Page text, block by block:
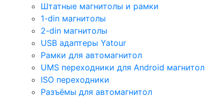
Штатные магнитолы и рамки
1-din магнитолы
2-din магнитолы
USB адаптеры Yatour
Рамки для автомагнитол
UMS переходники для Android магнитол
ISO переходники
Разъёмы для автомагнитол